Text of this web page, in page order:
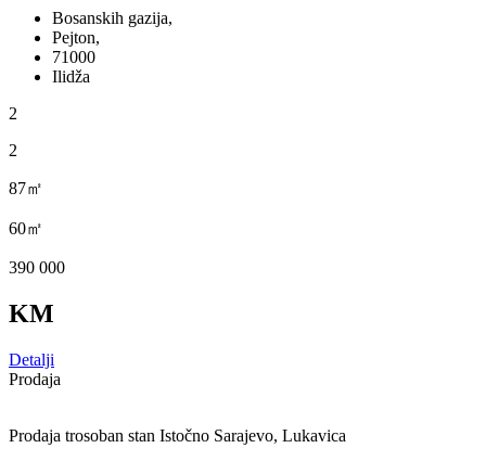
Bosanskih gazija,
Pejton,
71000
Ilidža
2
2
87㎡
60㎡
390 000
KM
Detalji
Prodaja
Prodaja trosoban stan Istočno Sarajevo, Lukavica